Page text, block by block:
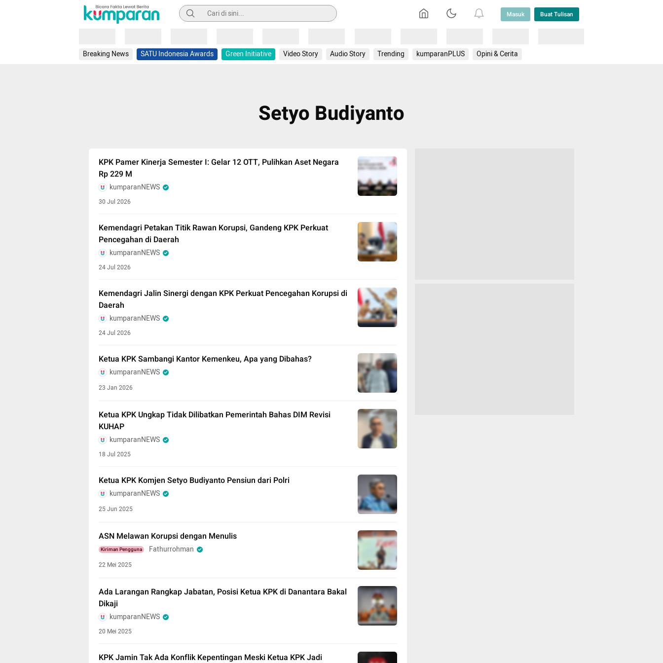
Pencarian Masuk Buat Tulisan
Breaking News SATU Indonesia Awards Green Initiative Video Story Audio Story Trending kumparanPLUS Opini & Cerita
Setyo Budiyanto
KPK Pamer Kinerja Semester I: Gelar 12 OTT, Pulihkan Aset Negara
Rp 229 M
kumparanNEWS
30 Jul 2026
Kemendagri Petakan Titik Rawan Korupsi, Gandeng KPK Perkuat
Pencegahan di Daerah
kumparanNEWS
24 Jul 2026
Kemendagri Jalin Sinergi dengan KPK Perkuat Pencegahan Korupsi di
Daerah
kumparanNEWS
24 Jul 2026
Ketua KPK Sambangi Kantor Kemenkeu, Apa yang Dibahas?
kumparanNEWS
23 Jan 2026
Ketua KPK Ungkap Tidak Dilibatkan Pemerintah Bahas DIM Revisi
KUHAP
kumparanNEWS
18 Jul 2025
Ketua KPK Komjen Setyo Budiyanto Pensiun dari Polri
kumparanNEWS
25 Jun 2025
ASN Melawan Korupsi dengan Menulis
Kiriman Pengguna Fathurrohman
22 Mei 2025
Ada Larangan Rangkap Jabatan, Posisi Ketua KPK di Danantara Bakal
Dikaji
kumparanNEWS
20 Mei 2025
KPK Jamin Tak Ada Konflik Kepentingan Meski Ketua KPK Jadi